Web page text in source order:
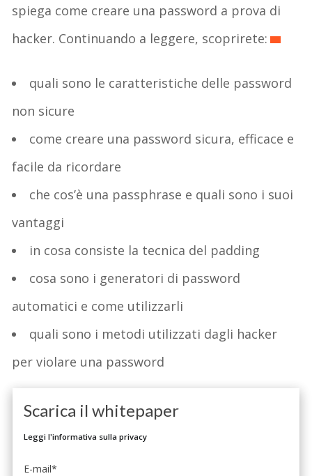
spiega come creare una password a prova di
hacker. Continuando a leggere, scoprirete:
quali sono le caratteristiche delle password
non sicure
come creare una password sicura, efficace e
facile da ricordare
che cos’è una passphrase e quali sono i suoi
vantaggi
in cosa consiste la tecnica del padding
cosa sono i generatori di password
automatici e come utilizzarli
quali sono i metodi utilizzati dagli hacker
per violare una password
Scarica il whitepaper
Leggi l'informativa sulla privacy
E-mail*